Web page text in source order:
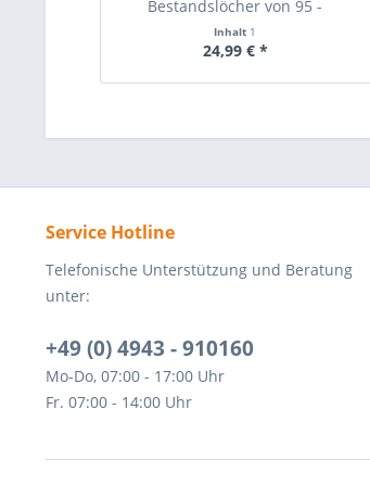
Bestandslöcher von 95 -
135mm - weiß
Inhalt 1
24,99 € *
Service Hotline
Telefonische Unterstützung und Beratung
unter:
+49 (0) 4943 - 910160
Mo-Do, 07:00 - 17:00 Uhr
Fr. 07:00 - 14:00 Uhr